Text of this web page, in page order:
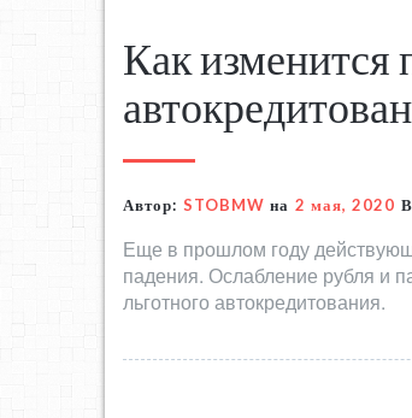
Как изменится
Автор: STOBMW на 2 мая, 2020 В
Еще в прошлом году
падения. Ослабление рубля и
льготного автокредитования.